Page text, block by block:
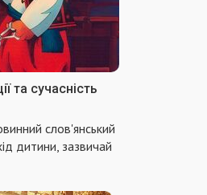
та сучасність
слов'янський
дитини, зазвичай